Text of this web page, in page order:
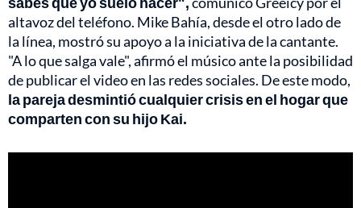
altavoz del teléfono. Mike Bahía, desde el otro lado de
la línea, mostró su apoyo a la iniciativa de la cantante.
"A lo que salga vale", afirmó el músico ante la posibilidad
de publicar el video en las redes sociales. De este modo,
la pareja desmintió cualquier crisis en el hogar que
comparten con su hijo Kai.